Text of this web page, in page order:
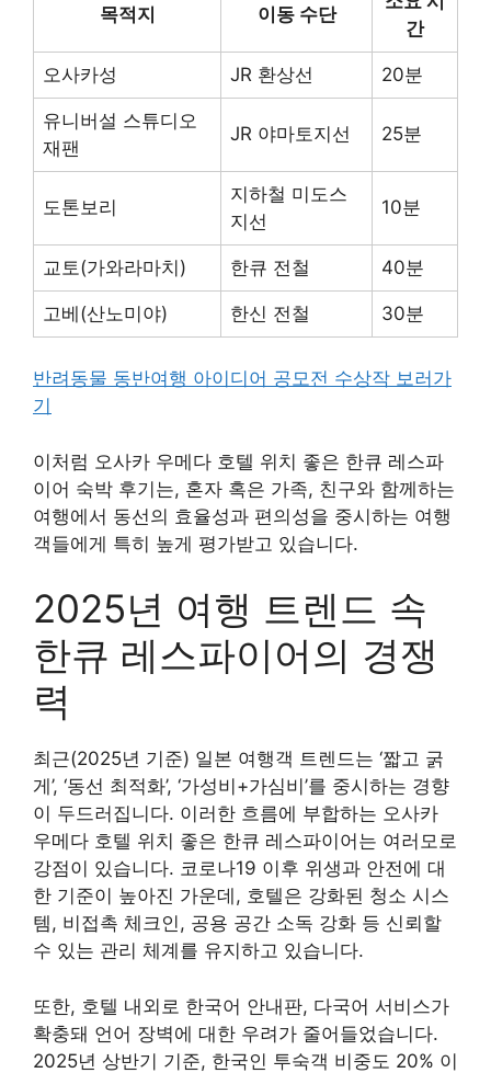
목적지 이동 수단
간
오사카성 JR 환상선 20분
유니버설 스튜디오
재팬
JR 야마토지선 25분
도톤보리
지하철 미도스
지선
10분
교토(가와라마치) 한큐 전철 40분
고베(산노미야) 한신 전철 30분
반려동물 동반여행 아이디어 공모전 수상작 보러가
기
이처럼 오사카 우메다 호텔 위치 좋은 한큐 레스파
이어 숙박 후기는, 혼자 혹은 가족, 친구와 함께하는
여행에서 동선의 효율성과 편의성을 중시하는 여행
객들에게 특히 높게 평가받고 있습니다.
2025년 여행 트렌드 속
한큐 레스파이어의 경쟁
력
최근(2025년 기준) 일본 여행객 트렌드는 ‘짧고 굵
게’, ‘동선 최적화’, ‘가성비+가심비’를 중시하는 경향
이 두드러집니다. 이러한 흐름에 부합하는 오사카
우메다 호텔 위치 좋은 한큐 레스파이어는 여러모로
강점이 있습니다. 코로나19 이후 위생과 안전에 대
한 기준이 높아진 가운데, 호텔은 강화된 청소 시스
템, 비접촉 체크인, 공용 공간 소독 강화 등 신뢰할
수 있는 관리 체계를 유지하고 있습니다.
또한, 호텔 내외로 한국어 안내판, 다국어 서비스가
확충돼 언어 장벽에 대한 우려가 줄어들었습니다.
2025년 상반기 기준, 한국인 투숙객 비중도 20% 이